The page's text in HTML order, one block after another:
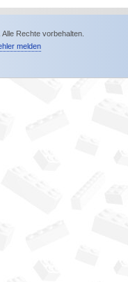
Rechte vorbehalten.
melden